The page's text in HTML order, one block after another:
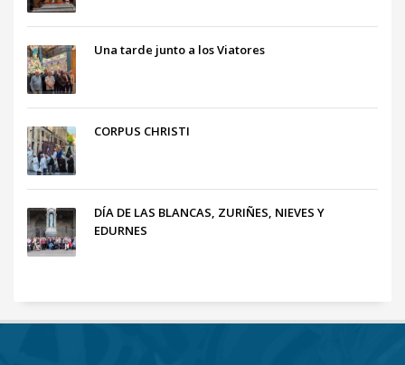
Una tarde junto a los Viatores
CORPUS CHRISTI
DÍA DE LAS BLANCAS, ZURIÑES, NIEVES Y
EDURNES